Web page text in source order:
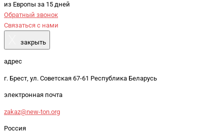
из Европы за 15 дней
Обратный звонок
Связаться с нами
закрыть
адрес
г. Брест, ул. Советская 67-61 Республика Беларусь
электронная почта
zakaz@new-ton.org
Россия